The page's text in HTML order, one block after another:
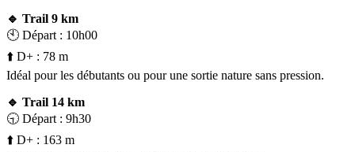
🔹 Trail 9 km
🕙 Départ : 10h00
⬆️ D+ : 78 m
Idéal pour les débutants ou pour une sortie nature sans pression.
🔹 Trail 14 km
🕤 Départ : 9h30
⬆️ D+ : 163 m